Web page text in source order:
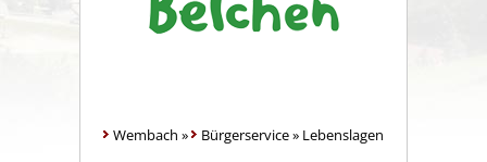
Wembach » Bürgerservice» Lebenslagen